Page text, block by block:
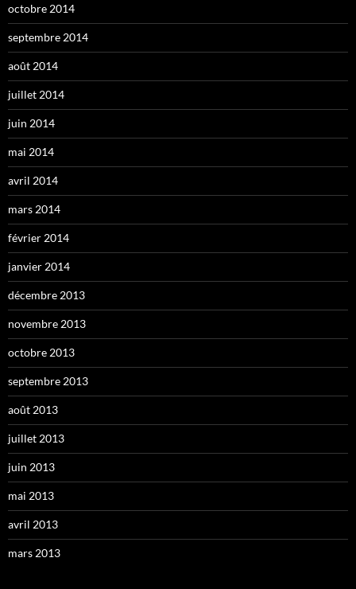
octobre 2014
septembre 2014
août 2014
juillet 2014
juin 2014
mai 2014
avril 2014
mars 2014
février 2014
janvier 2014
décembre 2013
novembre 2013
octobre 2013
septembre 2013
août 2013
juillet 2013
juin 2013
mai 2013
avril 2013
mars 2013